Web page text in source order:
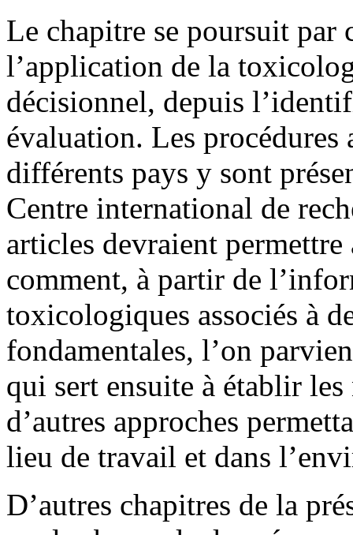
Le chapitre se poursuit par
l’application de la
décisionnel, depuis
évaluation. Les procédures
différents pays y sont
Centre international de
articles devraient
comment, à partir de
toxicologiques associés à
fondamentales, l’on
qui sert ensuite à établir
d’autres approches
lieu de travail et dans
D’autres chapitres de la